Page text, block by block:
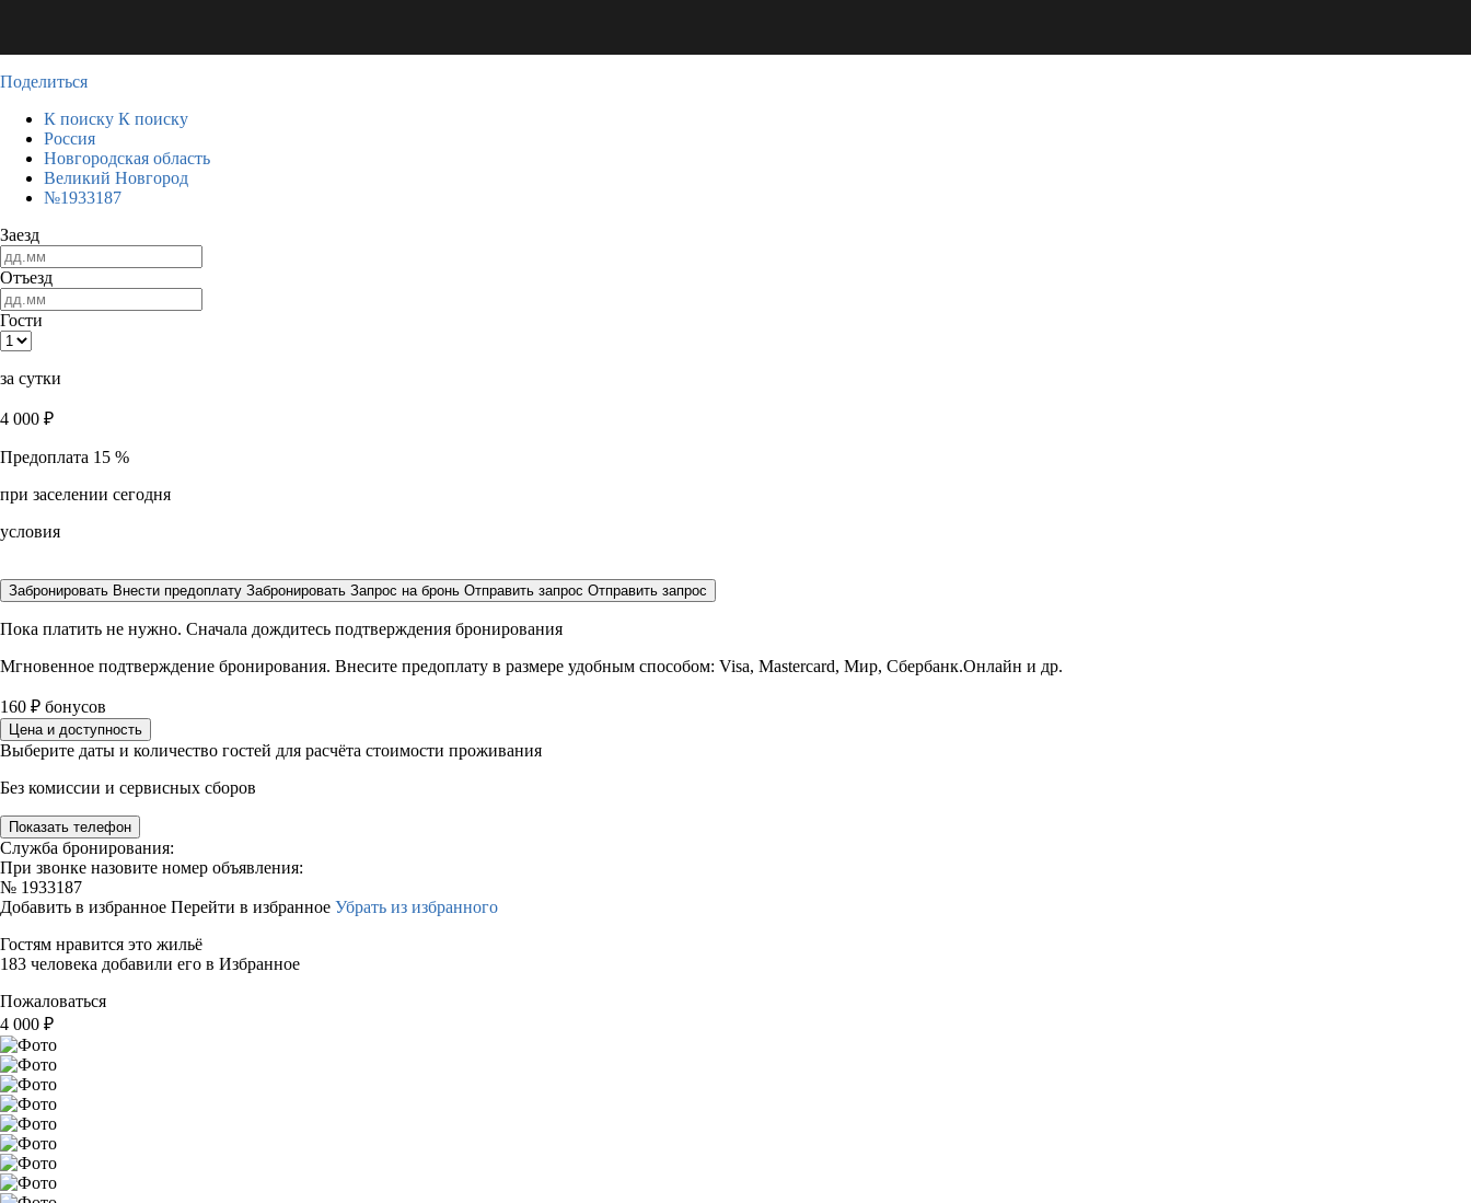
Поделиться
К поиску К поиску
Россия
Новгородская область
Великий Новгород
№1933187
Заезд
Отъезд
Гости
за сутки
4 000 ₽
Предоплата 15 %
при заселении сегодня
условия
Забронировать Внести предоплату Забронировать Запрос на бронь Отправить запрос Отправить запрос
Пока платить не нужно. Сначала дождитесь подтверждения бронирования
Мгновенное подтверждение бронирования. Внесите предоплату в размере удобным способом: Visa, Mastercard, Мир, Сбербанк.Онлайн и др.
160 ₽ бонусов
Цена и доступность
Выберите даты и количество гостей для расчёта стоимости проживания
Без комиссии и сервисных сборов
Показать телефон
Служба бронирования:
При звонке назовите номер объявления:
№ 1933187
Добавить в избранное Перейти в избранное Убрать из избранного
Гостям нравится это жильё
183 человека добавили его в Избранное
Пожаловаться
4 000 ₽